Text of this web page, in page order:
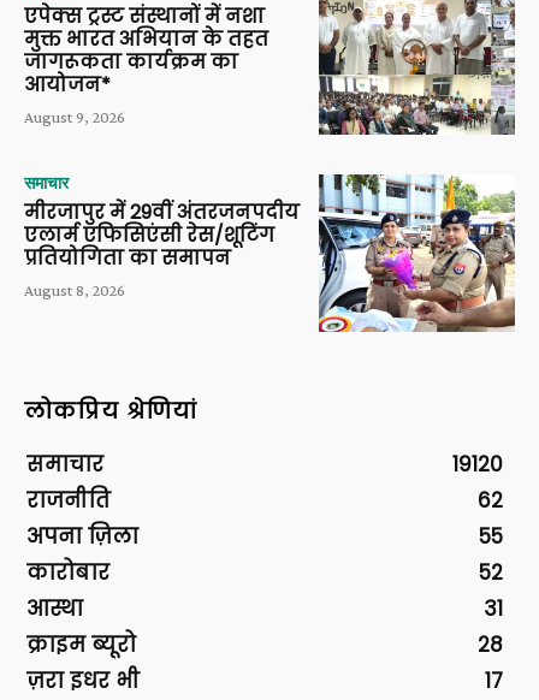
एपेक्स ट्रस्ट संस्थानों में नशा
मुक्त भारत अभियान के तहत
जागरूकता कार्यक्रम का
आयोजन*
August 9, 2026
समाचार
मीरजापुर में 29वीं अंतरजनपदीय
एलार्म एफिसिएंसी रेस/शूटिंग
प्रतियोगिता का समापन
August 8, 2026
लोकप्रिय श्रेणियां
समाचार
19120
राजनीति
62
अपना ज़िला
55
कारोबार
52
आस्था
31
क्राइम ब्यूरो
28
ज़रा इधर भी
17